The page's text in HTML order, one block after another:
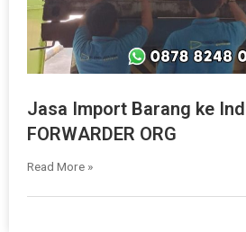
Jasa Import Barang ke
FORWARDER ORG
Read More »